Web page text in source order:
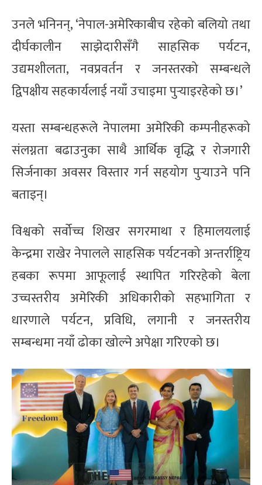
उनले भनिनन्, ‘नेपाल-अमेरिकाबीच रहेको बलियो तथा
दीर्घकालीन साझेदारीसँगै साहसिक पर्यटन,
उद्यमशीलता, नवप्रवर्तन र जनस्तरको सम्बन्धले
द्विपक्षीय सहकार्यलाई नयाँ उचाइमा पुर्‍याइरहेको छ।’
यस्ता सम्बन्धहरूले नेपालमा अमेरिकी कम्पनीहरूको
संलग्नता बढाउनुका साथै आर्थिक वृद्धि र रोजगारी
सिर्जनाका अवसर विस्तार गर्न सहयोग पुर्‍याउने पनि
बताइन्।
विश्वको सर्वोच्च शिखर सगरमाथा र हिमालयलाई
केन्द्रमा राखेर नेपालले साहसिक पर्यटनको अन्तर्राष्ट्रिय
हबका रूपमा आफूलाई स्थापित गरिरहेको बेला
उच्चस्तरीय अमेरिकी अधिकारीको सहभागिता र
धारणाले पर्यटन, प्रविधि, लगानी र जनस्तरीय
सम्बन्धमा नयाँ ढोका खोल्ने अपेक्षा गरिएको छ।